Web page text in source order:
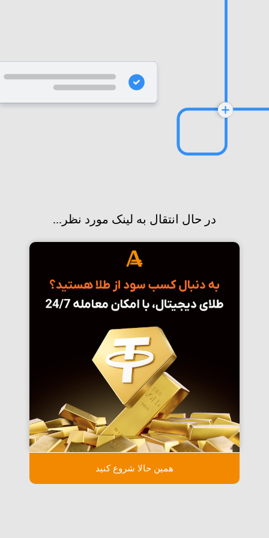
در حال انتقال به لینک مورد نظر...
همین حالا شروع کنید